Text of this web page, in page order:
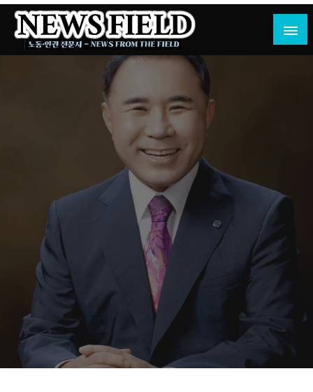
Skip
content
뉴스필드
노동·인권 전문지